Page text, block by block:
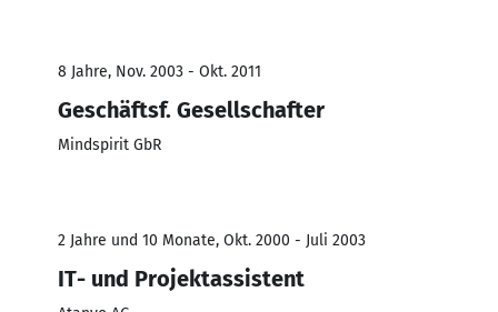
8 Jahre, Nov. 2003 - Okt. 2011
Geschäftsf. Gesellschafter
Mindspirit GbR
2 Jahre und 10 Monate, Okt. 2000 - Juli 2003
IT- und Projektassistent